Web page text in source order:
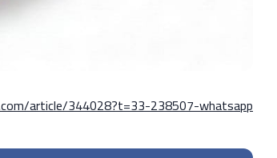
article/344028?t=33-238507-whatsapp